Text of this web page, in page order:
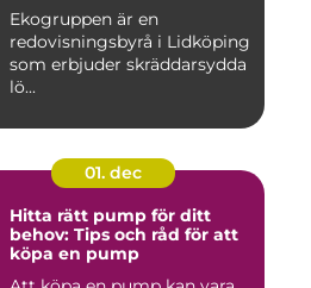
Ekogruppen är en
redovisningsbyrå i Lidköping
som erbjuder skräddarsydda
lö...
01. dec
Hitta rätt pump för ditt
behov: Tips och råd för att
köpa en pump